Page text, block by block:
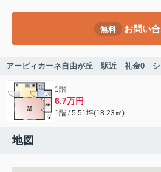
無料 お問い
アービィカーネ自由が丘 駅近 礼金0 シ
1階
6.7万円
1階 / 5.51坪(18.23㎡)
地図